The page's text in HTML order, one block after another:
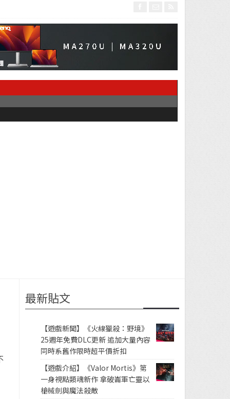
最新貼文
【遊戲新聞】《火線獵殺：野境》
25週年免費DLC更新 追加大量內容
同時系舊作限時超平價折扣
【遊戲介紹】《Valor Mortis》第
一身視點類魂新作 拿破崙軍亡靈以
槍械劍與魔法殺敵